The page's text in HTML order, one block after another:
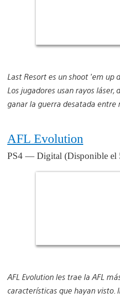
Last Resort es un shoot ’em up
Los jugadores usan rayos láser,
ganar la guerra desatada entre
AFL Evolution
PS4 — Digital (Disponible el
AFL Evolution les trae la AFL
características que hayan visto.